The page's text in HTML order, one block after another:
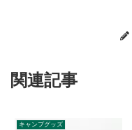
関連記事
キャンプグッズ